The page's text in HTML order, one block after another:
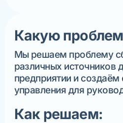
Какую
Мы решаем проблему
различных источников
предприятии и
управления для
Как решаем: